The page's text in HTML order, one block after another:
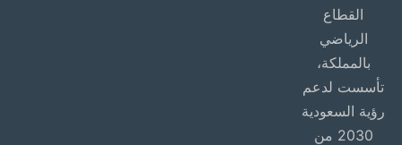
القطاع
الرياضي
بالمملكة،
تأسست لدعم
رؤية السعودية
2030 من